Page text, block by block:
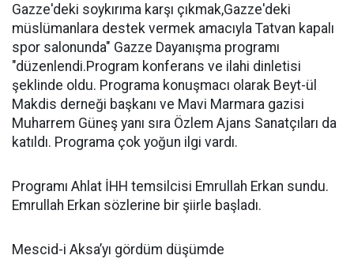
Gazze'deki soykırıma karşı çıkmak,Gazze'deki
müslümanlara destek vermek amacıyla Tatvan kapalı
spor salonunda" Gazze Dayanışma programı
"düzenlendi.Program konferans ve ilahi dinletisi
şeklinde oldu. Programa konuşmacı olarak Beyt-ül
Makdis derneği başkanı ve Mavi Marmara gazisi
Muharrem Güneş yanı sıra Özlem Ajans Sanatçıları da
katıldı. Programa çok yoğun ilgi vardı.
Programı Ahlat İHH temsilcisi Emrullah Erkan sundu.
Emrullah Erkan sözlerine bir şiirle başladı.
Mescid-i Aksa’yı gördüm düşümde